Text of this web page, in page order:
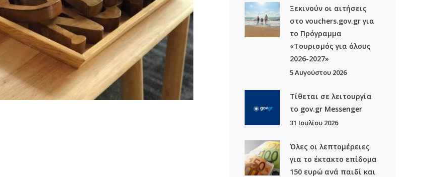
Ξεκινούν οι αιτήσεις
στο vouchers.gov.gr για
το Πρόγραμμα
«Τουρισμός για όλους
2026-2027»
5 Αυγούστου 2026
Τίθεται σε λειτουργία
το gov.gr Μessenger
31 Ιουλίου 2026
Όλες οι λεπτομέρειες
για το έκτακτο επίδομα
150 ευρώ ανά παιδί και